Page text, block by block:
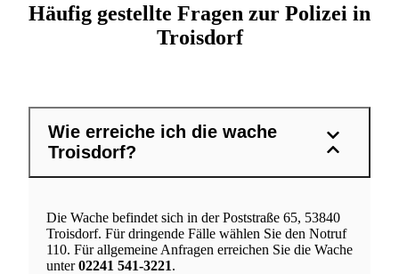
Häufig gestellte Fragen zur Polizei in
Troisdorf
Wie erreiche ich die wache
Troisdorf?
Die Wache befindet sich in der Poststraße 65, 53840
Troisdorf. Für dringende Fälle wählen Sie den Notruf
110. Für allgemeine Anfragen erreichen Sie die Wache
unter02241 541-3221.